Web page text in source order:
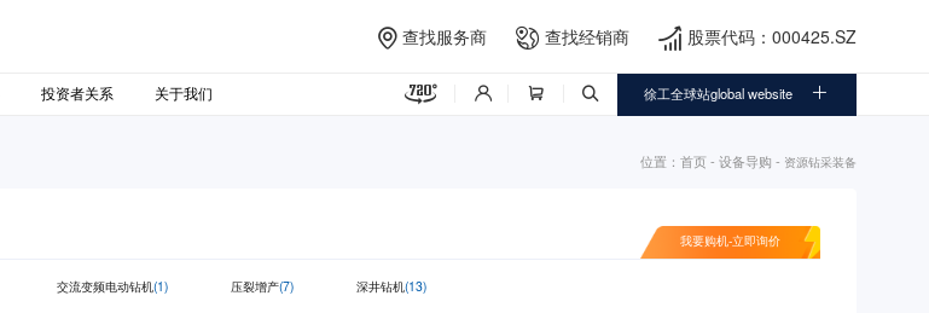
 查找服务商  查找经销商  股票代码：000425.SZ
投资者关系 关于我们     徐工全球站global website 
位置： 首页- 设备导购 - 资源钻采装备
我要购机-立即询价
交流变频电动钻机(1) 压裂增产(7) 深井钻机(13)